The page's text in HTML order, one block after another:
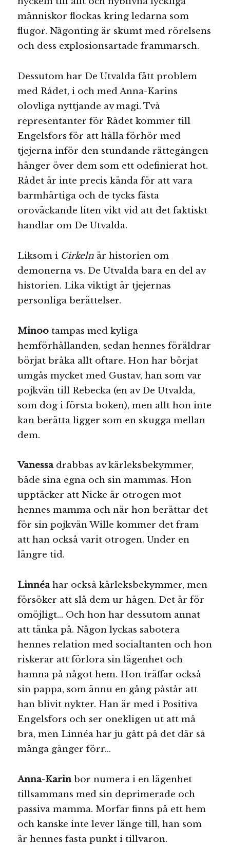
människor flockas kring ledarna som
flugor. Någonting är skumt med rörelsens
och dess explosionsartade frammarsch.
Dessutom har De Utvalda fått problem
med Rådet, i och med Anna-Karins
olovliga nyttjande av magi. Två
representanter för Rådet kommer till
Engelsfors för att hålla förhör med
tjejerna inför den stundande rättegången
hänger över dem som ett odefinierat hot.
Rådet är inte precis kända för att vara
barmhärtiga och de tycks fästa
oroväckande liten vikt vid att det faktiskt
handlar om De Utvalda.
Liksom i Cirkeln är historien om
demonerna vs. De Utvalda bara en del av
historien. Lika viktigt är tjejernas
personliga berättelser.
Minoo tampas med kyliga
hemförhållanden, sedan hennes föräldrar
börjat bråka allt oftare. Hon har börjat
umgås mycket med Gustav, han som var
pojkvän till Rebecka (en av De Utvalda,
som dog i första boken), men allt hon inte
kan berätta ligger som en skugga mellan
dem.
Vanessadrabbas av kärleksbekymmer,
både sina egna och sin mammas. Hon
upptäcker att Nicke är otrogen mot
hennes mamma och när hon berättar det
för sin pojkvän Wille kommer det fram
att han också varit otrogen. Under en
längre tid.
Linnéahar också kärleksbekymmer, men
försöker att slå dem ur hågen. Det är för
omöjligt… Och hon har dessutom annat
att tänka på. Någon lyckas sabotera
hennes relation med socialtanten och hon
riskerar att förlora sin lägenhet och
hamna på något hem. Hon träffar också
sin pappa, som ännu en gång påstår att
han blivit nykter. Han är med i Positiva
Engelsfors och ser onekligen ut att må
bra, men Linnéa har ju gått på det där så
många gånger förr…
Anna-Karin bor numera i en lägenhet
tillsammans med sin deprimerade och
passiva mamma. Morfar finns på ett hem
och kanske inte lever länge till, han som
är hennes fasta punkt i tillvaron.